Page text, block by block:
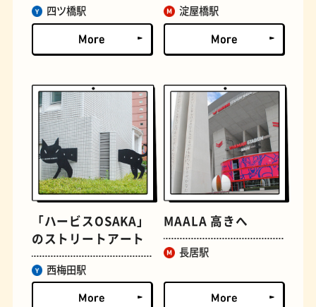
文学碑 ジェラート
四ツ橋駅 淀屋橋駅
「ハービスOSAKA」
のストリートアート
西梅田駅
MAALA 高きへ
長居駅